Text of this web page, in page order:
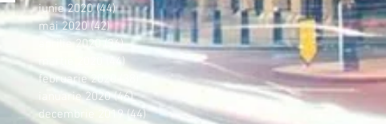
iunie 2020 (44)44 postări
mai 2020 (42)42 postări
aprilie 2020 (36)36 postări
martie 2020
(44) 44 postări
februarie 2020
38 postări
ianuarie 2020 (46)46 postări
decembrie 2019 (44)44 postări